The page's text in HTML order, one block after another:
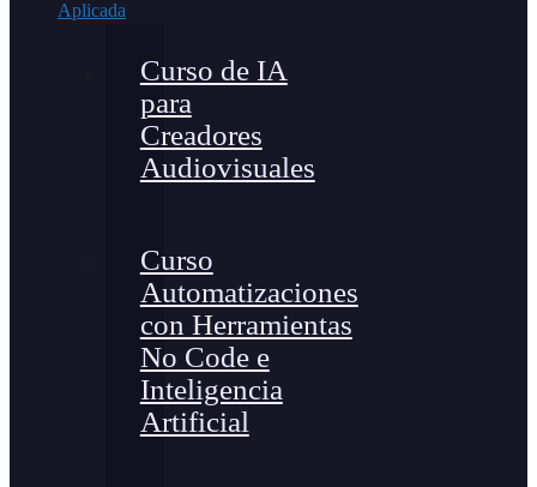
Aplicada
Curso de IA
para
Creadores
Audiovisuales
Curso
Automatizaciones
con Herramientas
No Code e
Inteligencia
Artificial